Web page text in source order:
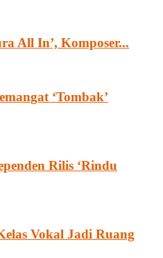
All In’, Komposer...
‘Tombak’
Rilis ‘Rindu
Vokal Jadi Ruang